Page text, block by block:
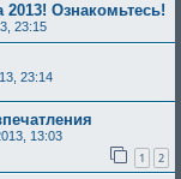
Ознакомьтесь!
23:15
23:14
13:03
1 2